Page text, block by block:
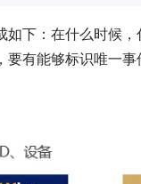
如下：在什么时候
要有能够标识唯一